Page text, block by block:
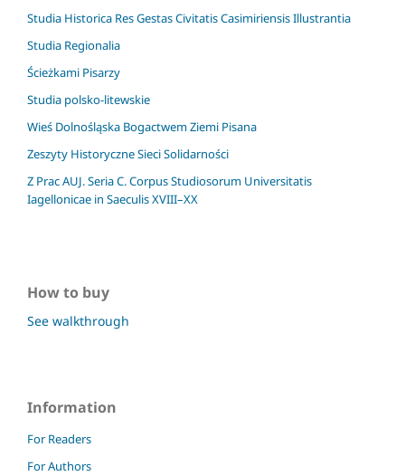
Studia Historica Res Gestas Civitatis Casimiriensis Illustrantia
Studia Regionalia
Ścieżkami Pisarzy
Studia polsko-litewskie
Wieś Dolnośląska Bogactwem Ziemi Pisana
Zeszyty Historyczne Sieci Solidarności
Z Prac AUJ. Seria C. Corpus Studiosorum Universitatis
Iagellonicae in Saeculis XVIII–XX
How to buy
See walkthrough
Information
For Readers
For Authors